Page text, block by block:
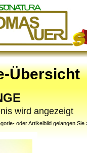
Übersicht
wird angezeigt
oder Artikelbild gelangen